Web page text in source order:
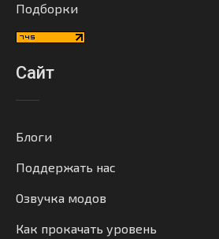
Подборки
Сайт
Блоги
Поддержать нас
Озвучка модов
Как прокачать уровень